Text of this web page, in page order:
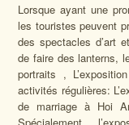
Lorsque ayant une
les touristes peuvent
des spectacles d’art
de faire des lanterns,
portraits ,
activités régulières:
de marriage à Hoi
Spécialement,